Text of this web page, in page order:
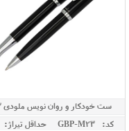
ست خودکار و روان نویس ملودی 23
کد: GBP-M23
حداقل تيراژ: 20